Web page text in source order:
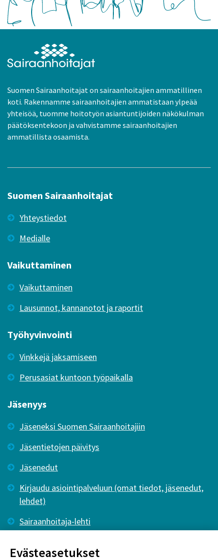
Suomen Sairaanhoitajat on sairaanhoitajien ammatillinen
koti. Rakennamme sairaanhoitajien ammatistaan ylpeää
yhteisöä, tuomme hoitotyön asiantuntijoiden näkökulman
päätöksentekoon ja vahvistamme sairaanhoitajien
ammatillista osaamista.
Suomen Sairaanhoitajat
Yhteystiedot
Medialle
Vaikuttaminen
Vaikuttaminen
Lausunnot, kannanotot ja raportit
Työhyvinvointi
Vinkkejä jaksamiseen
Perusasiat kuntoon työpaikalla
Jäsenyys
Jäseneksi Suomen Sairaanhoitajiin
Jäsentietojen päivitys
Jäsenedut
Kirjaudu asiointipalveluun (omat tiedot, jäsenedut,
lehdet)
Sairaanhoitaja-lehti
Evästeasetukset